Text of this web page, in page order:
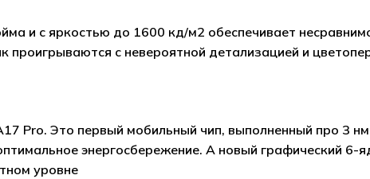
и с яркостью до 1600 кд/м2 обеспечивает
с невероятной детализацией и
Pro. Это первый мобильный чип, выполненный про 3
энергосбережение. А новый графический 6-
уровне